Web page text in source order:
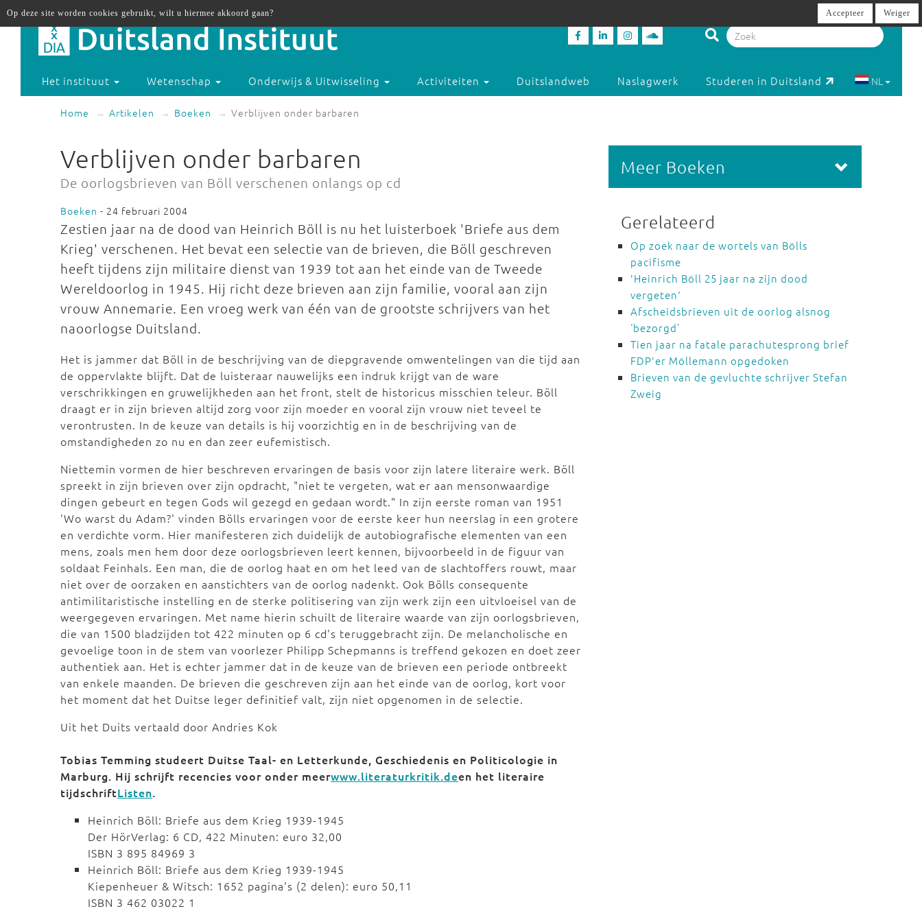
Het instituut Wetenschap Onderwijs & Uitwisseling Activiteiten Duitslandweb Naslagwerk Studeren in Duitsland NL
Home Artikelen Boeken Verblijven onder barbaren
Verblijven onder barbaren
De oorlogsbrieven van Böll verschenen onlangs op cd
Boeken - 24 februari 2004
Zestien jaar na de dood van Heinrich Böll is nu het luisterboek 'Briefe aus dem
Krieg' verschenen. Het bevat een selectie van de brieven, die Böll geschreven
heeft tijdens zijn militaire dienst van 1939 tot aan het einde van de Tweede
Wereldoorlog in 1945. Hij richt deze brieven aan zijn familie, vooral aan zijn
vrouw Annemarie. Een vroeg werk van één van de grootste schrijvers van het
naoorlogse Duitsland.
Het is jammer dat Böll in de beschrijving van de diepgravende omwentelingen van die tijd aan
de oppervlakte blijft. Dat de luisteraar nauwelijks een indruk krijgt van de ware
verschrikkingen en gruwelijkheden aan het front, stelt de historicus misschien teleur. Böll
draagt er in zijn brieven altijd zorg voor zijn moeder en vooral zijn vrouw niet teveel te
verontrusten. In de keuze van details is hij voorzichtig en in de beschrijving van de
omstandigheden zo nu en dan zeer eufemistisch.
Niettemin vormen de hier beschreven ervaringen de basis voor zijn latere literaire werk. Böll
spreekt in zijn brieven over zijn opdracht, "niet te vergeten, wat er aan mensonwaardige
dingen gebeurt en tegen Gods wil gezegd en gedaan wordt." In zijn eerste roman van 1951
'Wo warst du Adam?' vinden Bölls ervaringen voor de eerste keer hun neerslag in een grotere
en verdichte vorm. Hier manifesteren zich duidelijk de autobiografische elementen van een
mens, zoals men hem door deze oorlogsbrieven leert kennen, bijvoorbeeld in de figuur van
soldaat Feinhals. Een man, die de oorlog haat en om het leed van de slachtoffers rouwt, maar
niet over de oorzaken en aanstichters van de oorlog nadenkt. Ook Bölls consequente
antimilitaristische instelling en de sterke politisering van zijn werk zijn een uitvloeisel van de
weergegeven ervaringen. Met name hierin schuilt de literaire waarde van zijn oorlogsbrieven,
die van 1500 bladzijden tot 422 minuten op 6 cd's teruggebracht zijn. De melancholische en
gevoelige toon in de stem van voorlezer Philipp Schepmanns is treffend gekozen en doet zeer
authentiek aan. Het is echter jammer dat in de keuze van de brieven een periode ontbreekt
van enkele maanden. De brieven die geschreven zijn aan het einde van de oorlog, kort voor
het moment dat het Duitse leger definitief valt, zijn niet opgenomen in de selectie.
Uit het Duits vertaald door Andries Kok
Tobias Temming studeert Duitse Taal- en Letterkunde, Geschiedenis en Politicologie in
Marburg. Hij schrijft recencies voor onder meerwww.literaturkritik.deen het literaire
tijdschriftListen.
Heinrich Böll: Briefe aus dem Krieg 1939-1945
Der HörVerlag: 6 CD, 422 Minuten: euro 32,00
ISBN 3 895 84969 3
Heinrich Böll: Briefe aus dem Krieg 1939-1945
Kiepenheuer & Witsch: 1652 pagina's (2 delen): euro 50,11
ISBN 3 462 03022 1
Meer Boeken
Gerelateerd
Op zoek naar de wortels van Bölls
pacifisme
'Heinrich Böll 25 jaar na zijn dood
vergeten'
Afscheidsbrieven uit de oorlog alsnog
‘bezorgd’
Tien jaar na fatale parachutesprong brief
FDP'er Möllemann opgedoken
Brieven van de gevluchte schrijver Stefan
Zweig
Op deze site worden cookies gebruikt, wilt u hiermee akkoord gaan? Accepteer Weiger